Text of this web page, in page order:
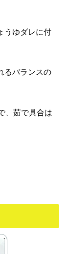
うゆダレに付
るバランスの
、茹で具合は